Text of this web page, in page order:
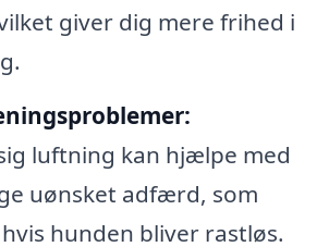
giver dig mere frihed i
luftning kan hjælpe med
uønsket adfærd, som
hunden bliver rastløs.